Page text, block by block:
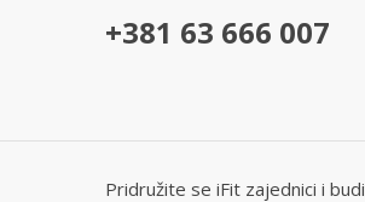
+381 63 666 007
Pridružite se iFit zajednici i